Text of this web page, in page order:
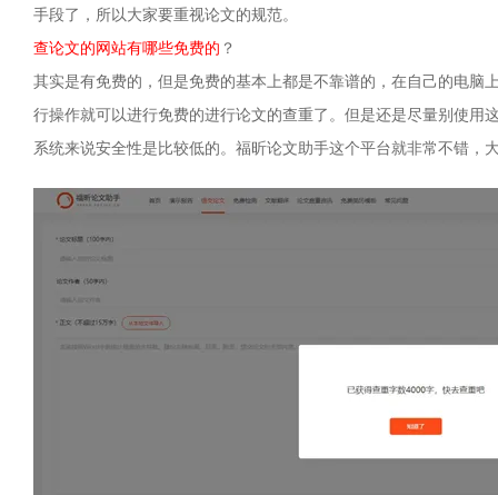
手段了，所以大家要重视论文的规范。
查论文的网站有哪些免费的 ？
其实是有免费的，但是免费的基本上都是不靠谱的，在自己的电
行操作就可以进行免费的进行论文的查重了。但是还是尽量别使
系统来说安全性是比较低的。福昕论文助手这个平台就非常不错，